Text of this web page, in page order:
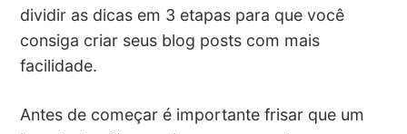
dividir as dicas em 3 etapas para que você
consiga criar seus blog posts com mais
facilidade.
Antes de começar é importante frisar que um